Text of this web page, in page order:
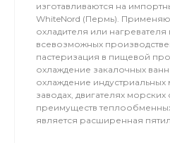
изготавливаются на
WhiteNord (Пермь).
охладителя или
всевозможных
пастеризация в пищевой
охлаждение закалочных
охлаждение индустриальных
заводах, двигателях
преимуществ
является расширенная